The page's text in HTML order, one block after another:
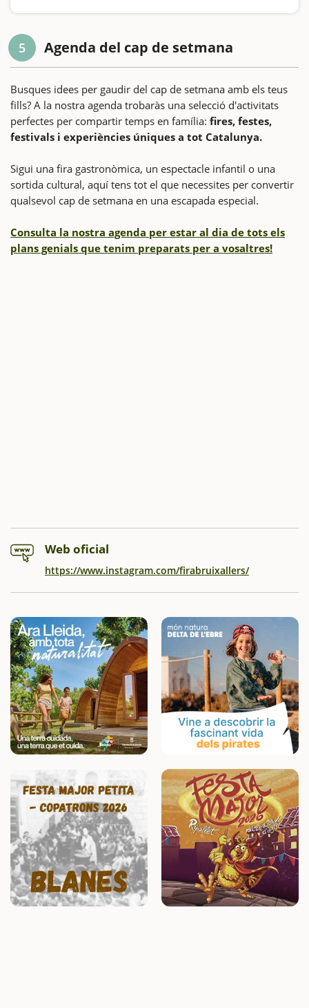
5 Agenda del cap de setmana
Busques idees per gaudir del cap de setmana amb els teus
fills? A la nostra agenda trobaràs una selecció d'activitats
perfectes per compartir temps en família: fires, festes,
festivals i experiències úniques a tot Catalunya.
Sigui una fira gastronòmica, un espectacle infantil o una
sortida cultural, aquí tens tot el que necessites per convertir
qualsevol cap de setmana en una escapada especial.
Consulta la nostra agenda per estar al dia de tots els
plans genials que tenim preparats per a vosaltres!
Web oficial
https://www.instagram.com/firabruixallers/